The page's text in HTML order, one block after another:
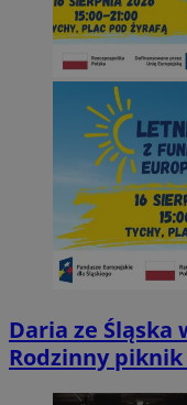
Daria ze Śląska
Rodzinny